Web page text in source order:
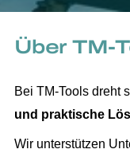
Über TM-
Bei TM-Tools dreht
und praktische
Wir unterstützen